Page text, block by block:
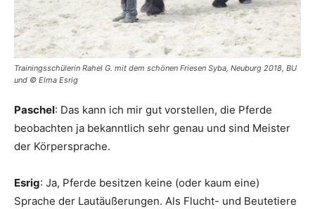
Trainingsschülerin Rahel G. mit dem schönen Friesen Syba, Neuburg 2018, BU
und © Elma Esrig
Paschel: Das kann ich mir gut vorstellen, die Pferde
beobachten ja bekanntlich sehr genau und sind Meister
der Körpersprache.
Esrig: Ja, Pferde besitzen keine (oder kaum eine)
Sprache der Lautäußerungen. Als Flucht- und Beutetiere